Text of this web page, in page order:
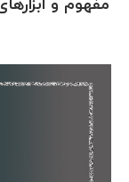
مفهوم و